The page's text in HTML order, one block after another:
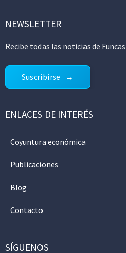
NEWSLETTER
Recibe todas las noticias de Funcas
Suscribirse
ENLACES DE INTERÉS
Coyuntura económica
Publicaciones
Blog
Contacto
SÍGUENOS